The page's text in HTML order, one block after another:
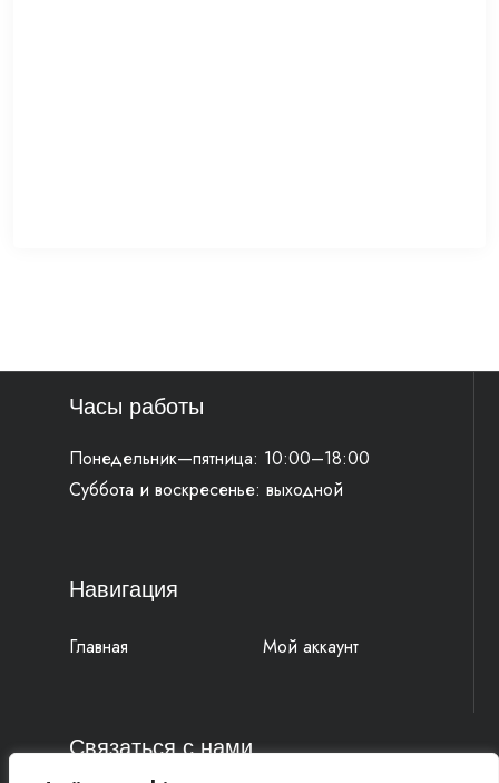
Часы работы
Понедельник—пятница: 10:00–18:00
Суббота и воскресенье: выходной
Навигация
Главная Мой аккаунт
Связаться с нами